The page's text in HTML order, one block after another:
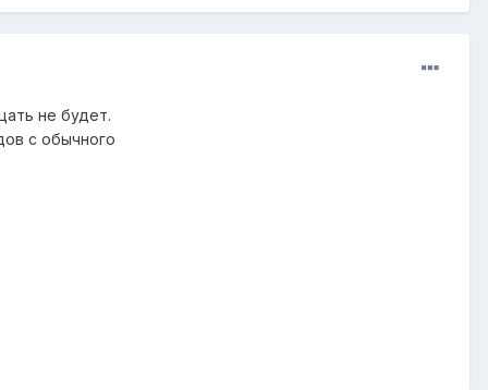
не будет.
с обычного